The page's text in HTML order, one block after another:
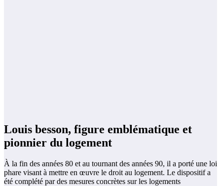
Louis besson, figure emblématique et
pionnier du logement
À la fin des années 80 et au tournant des années 90, il a porté une loi
phare visant à mettre en œuvre le droit au logement. Le dispositif a
été complété par des mesures concrètes sur les logements